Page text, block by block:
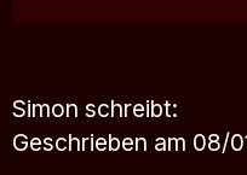
Simon schreibt:
Geschrieben am 08/